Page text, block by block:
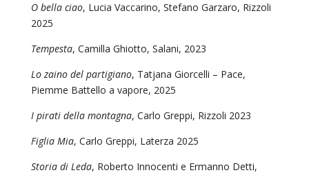
O bella ciao, Lucia Vaccarino, Stefano Garzaro, Rizzoli
2025
Tempesta, Camilla Ghiotto, Salani, 2023
Lo zaino del partigiano, Tatjana Giorcelli – Pace,
Piemme Battello a vapore, 2025
I pirati della montagna, Carlo Greppi, Rizzoli 2023
Figlia Mia, Carlo Greppi, Laterza 2025
Storia di Leda, Roberto Innocenti e Ermanno Detti,